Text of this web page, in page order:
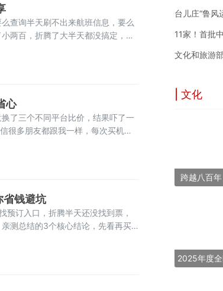
查询半天刷不出来航班信息，要么
两百，折腾了大半天都没搞定，相
八个常用的预订APP，总结出来几
心
了三个不同平台比价，结果吓了一
很多朋友都跟我一样，每次买机票
朋友做参考：同一航线找低价，核
省钱避坑
预订入口，折腾半天还没找到票，
测总结的3个核心结论，先看再买
前7-15天购票，碰到热门节假日提
| 文化
跨越八百